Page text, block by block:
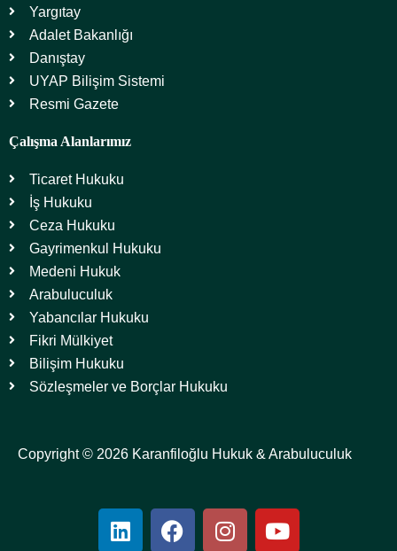
Yargıtay
Adalet Bakanlığı
Danıştay
UYAP Bilişim Sistemi
Resmi Gazete
Çalışma Alanlarımız
Ticaret Hukuku
İş Hukuku
Ceza Hukuku
Gayrimenkul Hukuku
Medeni Hukuk
Arabuluculuk
Yabancılar Hukuku
Fikri Mülkiyet
Bilişim Hukuku
Sözleşmeler ve Borçlar Hukuku
Copyright © 2026 Karanfiloğlu Hukuk & Arabuluculuk
L
i
F
a
I
n
Y
o